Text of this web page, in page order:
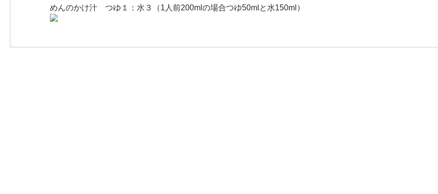
めんのかけ汁 つゆ１：水３（1人前200mlの場合つゆ50mlと水150ml）